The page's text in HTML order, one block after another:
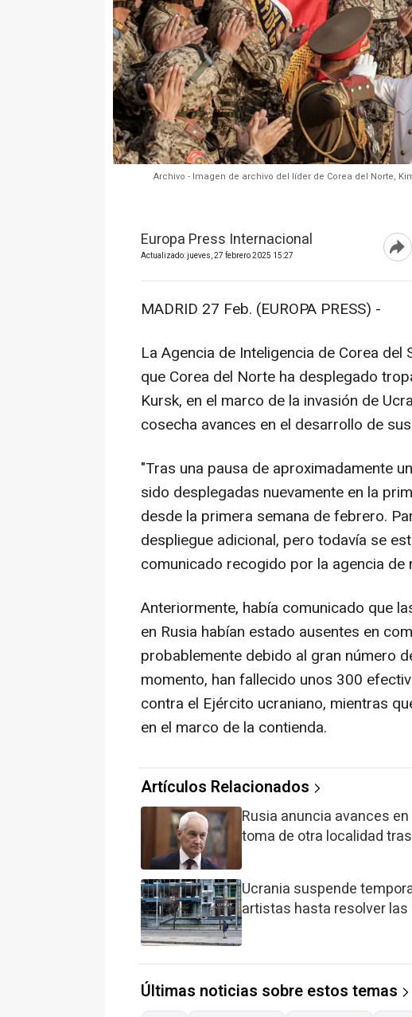
Archivo - Imagen de archivo del líder de Corea del Norte,
Europa Press Internacional
Actualizado: jueves, 27 febrero 2025 15:27
MADRID 27 Feb. (EUROPA PRESS) -
La Agencia de Inteligencia de Corea
que Corea del Norte ha desplegado
Kursk, en el marco de la invasión de
cosecha avances en el desarrollo de
"Tras una pausa de aproximadamente
sido desplegadas nuevamente en la
desde la primera semana de febrero.
despliegue adicional, pero todavía se
comunicado recogido por la agencia de
Anteriormente, había comunicado que
en Rusia habían estado ausentes en
probablemente debido al gran número
momento, han fallecido unos 300
contra el Ejército ucraniano, mientras
en el marco de la contienda.
Artículos Relacionados
Rusia anuncia avances
toma de otra localidad
Ucrania suspende
artistas hasta resolver
Últimas noticias sobre estos temas